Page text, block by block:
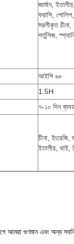
জার্মান,
ফরাসি,
সরলীকৃত চীনা,
পর্তুগিজ,
আইপি ৬৮
1.5H
৭-১০ দিন
চীনা, ইংরেজি,
ইতালীয়, থাই,